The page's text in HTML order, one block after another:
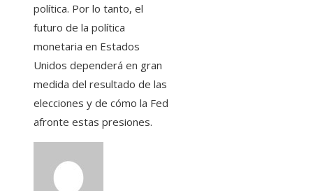
política. Por lo tanto, el
futuro de la política
monetaria en Estados
Unidos dependerá en gran
medida del resultado de las
elecciones y de cómo la Fed
afronte estas presiones.